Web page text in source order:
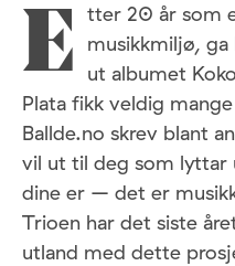
E tter 20 år som
musikkmiljø,
ut albumet
Plata fikk veldig
Ballde.no skrev blant
vil ut til deg som lyttar
dine er – det er
Trioen har det siste
utland med dette